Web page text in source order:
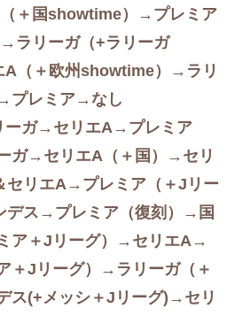
＋国showtime）→プレミア
ラリーガ（+ラリーガ
（＋欧州showtime）→ラリ
プレミア→なし
ーガ→セリエA→プレミア
ガ→セリエA（＋国）→セリ
セリエA→プレミア（＋Jリー
デス→プレミア（復刻）→国
ア＋Jリーグ）→セリエA→
＋Jリーグ）→ラリーガ（＋
ス(+メッシ＋Jリーグ)→セリ